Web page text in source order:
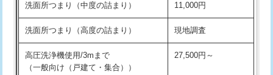
洗面台設置 38,500円
バスタブ設置 現場見積
追加人工 16,500円
持込商品取付（浄水器・分岐水栓） 16,500円
給水管工事※（ホール加工) 16,500円
給水管工事※（バンド止め)
洗面所つまり（中度の詰まり） 11,000円
洗面所つまり（高度の詰まり） 現地調査
高圧洗浄機使用/3mまで
（一般向け（戸建て・集合））
27,500円～